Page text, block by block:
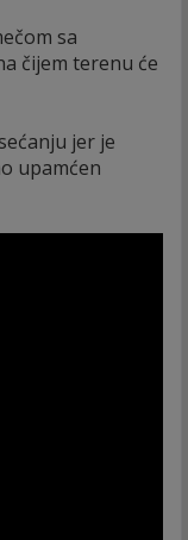
sa
čijem terenu će
jer je
upamćen